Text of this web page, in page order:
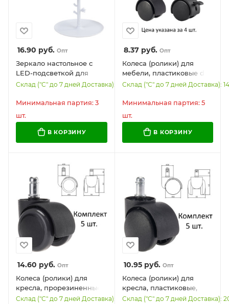
16.90 руб. Опт
Зеркало настольное с
LED-подсветкой для
макияжа, диаметр 17 см,
аккумулятор 1200 mAh,
Склад ("С" до 7 дней Доставка): 5562
Минимальная партия: 3
шт.
В КОРЗИНУ
8.37руб. Опт
Колеса (ролики) для
мебели, пластиковые d
35 мм, КОМПЛЕКТ 4 шт.,
533090
Склад ("С" до 7 дней Доставка): 14
Минимальная партия: 5
шт.
В КОРЗИНУ
14.60 руб. Опт
Колеса (ролики) для
кресла, прорезиненные,
КОМПЛЕКТ 5 шт., шток d
Склад ("С" до 7 дней Доставка): 2519
10.95руб. Опт
Колеса (ролики) для
кресла, пластиковые,
КОМПЛЕКТ 5 шт., шток d
Склад ("С" до 7 дней Доставка):